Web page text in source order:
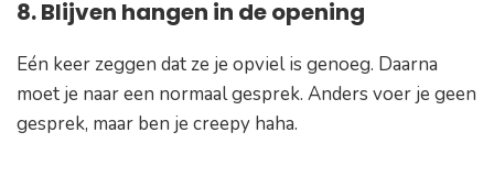
8. Blijven hangen in de opening
Eén keer zeggen dat ze je opviel is genoeg. Daarna
moet je naar een normaal gesprek. Anders voer je geen
gesprek, maar ben je creepy haha.